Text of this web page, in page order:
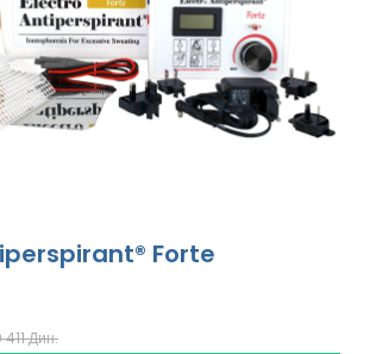
Forte
411 Дин.